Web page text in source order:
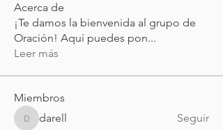
Acerca de
¡Te damos la bienvenida al grupo de
Oración! Aquí puedes pon...
Leer más
Miembros
darelldarell Seguir